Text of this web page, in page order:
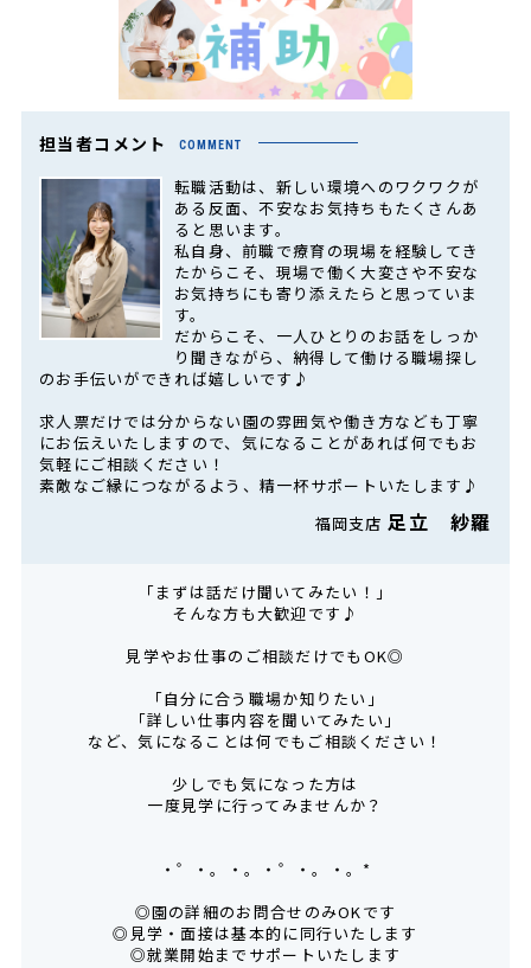
担当者コメント COMMENT
転職活動は、新しい環境へのワクワクが
ある反面、不安なお気持ちもたくさんあ
ると思います。
私自身、前職で療育の現場を経験してき
たからこそ、現場で働く大変さや不安な
お気持ちにも寄り添えたらと思っていま
す。
だからこそ、一人ひとりのお話をしっか
り聞きながら、納得して働ける職場探し
のお手伝いができれば嬉しいです♪
求人票だけでは分からない園の雰囲気や働き方なども丁寧
にお伝えいたしますので、気になることがあれば何でもお
気軽にご相談ください！
素敵なご縁につながるよう、精一杯サポートいたします♪
福岡支店足立 紗羅
「まずは話だけ聞いてみたい！」
そんな方も大歓迎です♪
見学やお仕事のご相談だけでもOK◎
「自分に合う職場か知りたい」
「詳しい仕事内容を聞いてみたい」
など、気になることは何でもご相談ください！
少しでも気になった方は
一度見学に行ってみませんか？
・゜・。・。・゜・。・。*
◎園の詳細のお問合せのみOKです
◎見学・面接は基本的に同行いたします
◎就業開始までサポートいたします